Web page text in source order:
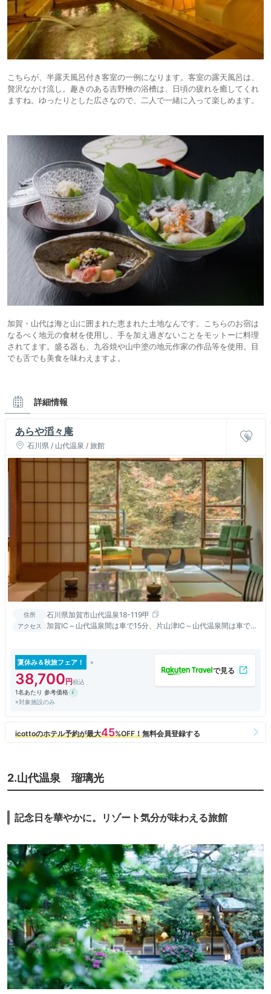
こちらが、半露天風呂付き客室の一例になります。客室の露天風呂は、
贅沢なかけ流し。趣きのある吉野檜の浴槽は、日頃の疲れを癒してくれ
ますね。ゆったりとした広さなので、二人で一緒に入って楽しめます。
加賀・山代は海と山に囲まれた恵まれた土地なんです。こちらのお宿は
なるべく地元の食材を使用し、手を加え過ぎないことをモットーに料理
されてます。盛る器も、九谷焼や山中塗の地元作家の作品等を使用。目
でも舌でも美食を味わえますよ。
詳細情報
あらや滔々庵
石川県 / 山代温泉 / 旅館
住所 石川県加賀市山代温泉18-119甲
アクセス
加賀IC～山代温泉間は車で15分、片山津IC～山代温泉間は車で
夏休み＆秋旅フェア！
38,700
1名あたり 参考価格
※対象施設のみ
2.山代温泉 瑠璃光
記念日を華やかに。リゾート気分が味わえる旅館